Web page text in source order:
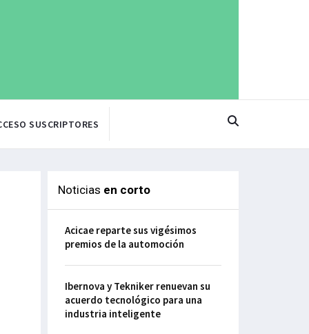
SUSCRIPTORES
Noticias en corto
Acicae reparte sus vigésimos
premios de la automoción
Ibernova y Tekniker renuevan su
acuerdo tecnológico para una
industria inteligente